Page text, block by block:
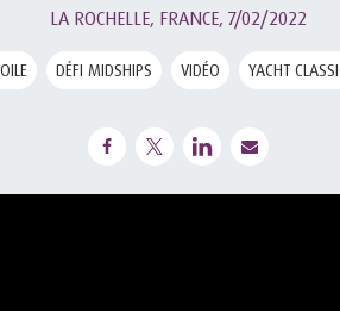
LA ROCHELLE, FRANCE, 7/02/2022
DÉFI MIDSHIPS VIDÉO YACHT